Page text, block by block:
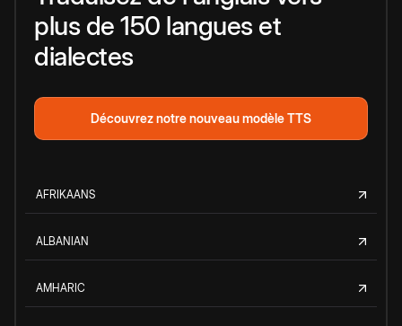
plus de 150 langues et
dialectes
Découvrez notre nouveau modèle TTS
AFRIKAANS
ALBANIAN
AMHARIC